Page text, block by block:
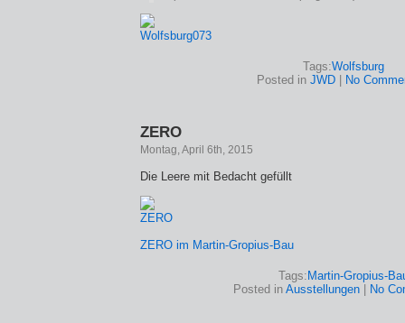
Tags:Wolfsburg
Posted in JWD No
ZERO
Montag, April 6th, 2015
Die Leere mit Bedacht gefüllt
ZERO im Martin-Gropius-Bau
Tags: Martin-Gropius-
Posted in Ausstellungen| No